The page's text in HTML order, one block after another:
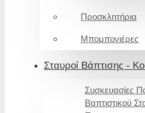
Προσκλητήρια
Μπομπονιέρες
Σταυροί Βάπτισης -
Συσκευασίες
Βαπτιστικού